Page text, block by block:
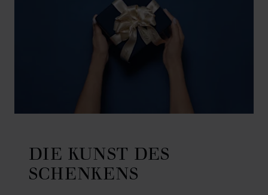
DIE KUNST DES
SCHENKENS